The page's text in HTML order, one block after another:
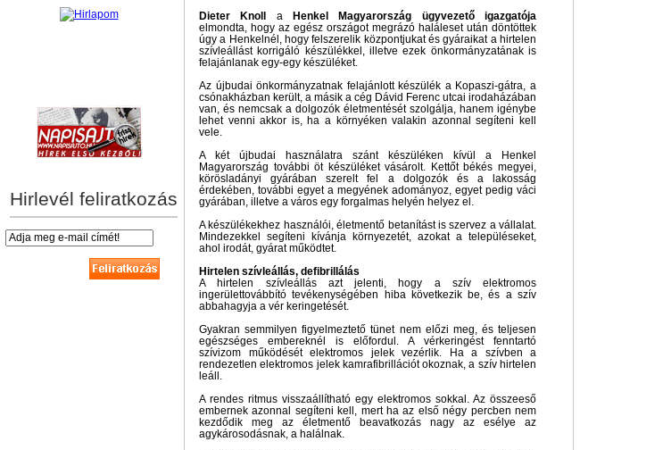
Hirlevél feliratkozás
Dieter Knoll
a
Henkel Magyarország ügyvezető igazgatója
elmondta, hogy az egész országot megrázó haláleset után döntöttek
úgy a Henkelnél, hogy felszerelik központjukat és gyáraikat a hirtelen
szívleállást korrigáló készülékkel, illetve ezek önkormányzatának is
felajánlanak egy-egy készüléket.
Az újbudai önkormányzatnak felajánlott készülék a Kopaszi-gátra, a
csónakházban került, a másik a cég Dávid Ferenc utcai irodaházában
van, és nemcsak a dolgozók életmentését szolgálja, hanem igénybe
lehet venni akkor is, ha a környéken valakin azonnal segíteni kell
vele.
A két újbudai használatra szánt készüléken kívül a Henkel
Magyarország további öt készüléket vásárolt. Kettőt békés megyei,
körösladányi gyárában szerelt fel a dolgozók és a lakosság
érdekében, további egyet a megyének adományoz, egyet pedig váci
gyárában, illetve a város egy forgalmas helyén helyez el.
A készülékekhez használói, életmentő betanítást is szervez a vállalat.
Mindezekkel segíteni kívánja környezetét, azokat a településeket,
ahol irodát, gyárat működtet.
Hirtelen szívleállás, defibrillálás
A hirtelen szívleállás azt jelenti, hogy a szív elektromos
ingerülettovábbító tevékenységében hiba következik be, és a szív
abbahagyja a vér keringetését.
Gyakran semmilyen figyelmeztető tünet nem előzi meg, és teljesen
egészséges embereknél is előfordul. A vérkeringést fenntartó
szívizom működését elektromos jelek vezérlik. Ha a szívben a
rendezetlen elektromos jelek kamrafibrillációt okoznak, a szív hirtelen
leáll.
A rendes ritmus visszaállítható egy elektromos sokkal. Az összeeső
embernek azonnal segíteni kell, mert ha az első négy percben nem
kezdődik meg az életmentő beavatkozás nagy az esélye az
agykárosodásnak, a halálnak.